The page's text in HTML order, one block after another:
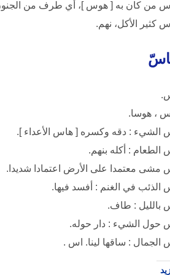
من كان به [ هوس ]، أي طرف من
كثير الأكل، نهم.
، هوسا.
الشيء : دقه وكسره [ هاس الأعداء ].
الطعام : أكله بنهم.
مشى معتمدا على الأرض اعتمادا شديدا.
الذئب في الغنم : أفسد فيها.
بالليل : طاف.
حول الشيء : دار حوله.
الجمال : ساقها لينا. اس .